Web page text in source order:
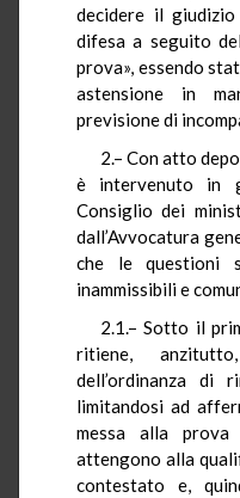
decidere il
difesa a seguito
prova», essendo
astensione in
previsione di
2.– Con atto
è intervenuto in
Consiglio dei
dall’Avvocatura
che le questioni
inammissibili e
2.1.– Sotto il
ritiene,
dell’ordinanza di
limitandosi ad
messa alla prova
attengono alla
contestato e,